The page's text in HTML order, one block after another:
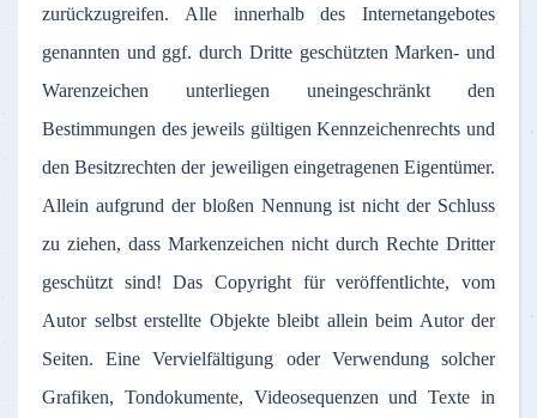
zurückzugreifen. Alle innerhalb des Internetangebotes
genannten und ggf. durch Dritte geschützten Marken- und
Warenzeichen unterliegen uneingeschränkt den
Bestimmungen des jeweils gültigen Kennzeichenrechts und
den Besitzrechten der jeweiligen eingetragenen Eigentümer.
Allein aufgrund der bloßen Nennung ist nicht der Schluss
zu ziehen, dass Markenzeichen nicht durch Rechte Dritter
geschützt sind! Das Copyright für veröffentlichte, vom
Autor selbst erstellte Objekte bleibt allein beim Autor der
Seiten. Eine Vervielfältigung oder Verwendung solcher
Grafiken, Tondokumente, Videosequenzen und Texte in